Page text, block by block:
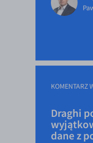
EUR/USD
EUR/CZK
EUR/DKK
EUR/SEK
EUR/AUD
KOMENTARZ
Draghi
dane z